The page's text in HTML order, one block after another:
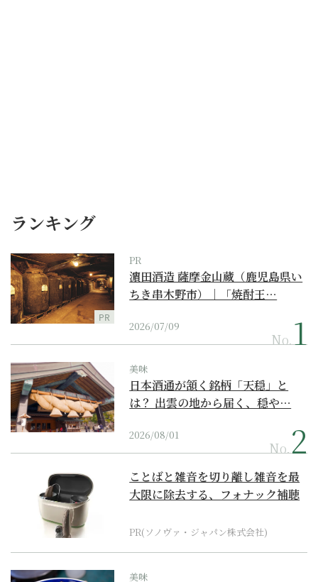
ランキング
PR
PR
濵田酒造 薩摩金山蔵（鹿児島県い
ちき串木野市）｜「焼酎王…
2026/07/09
No.
美味
日本酒通が頷く銘柄「天穏」と
は？ 出雲の地から届く、穏や…
2026/08/01
No.
ことばと雑音を切り離し雑音を最
大限に除去する、フォナック補聴
PR(ソノヴァ・ジャパン株式会社)
美味